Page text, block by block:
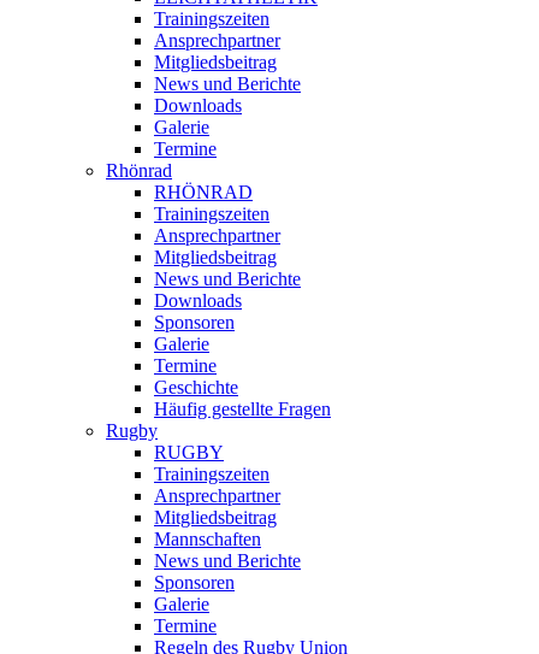
Trainingszeiten
Ansprechpartner
Mitgliedsbeitrag
News und Berichte
Downloads
Galerie
Termine
Rhönrad
RHÖNRAD
Trainingszeiten
Ansprechpartner
Mitgliedsbeitrag
News und Berichte
Downloads
Sponsoren
Galerie
Termine
Geschichte
Häufig gestellte Fragen
Rugby
RUGBY
Trainingszeiten
Ansprechpartner
Mitgliedsbeitrag
Mannschaften
News und Berichte
Sponsoren
Galerie
Termine
Regeln des Rugby Union